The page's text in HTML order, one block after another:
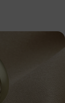
trouwringen